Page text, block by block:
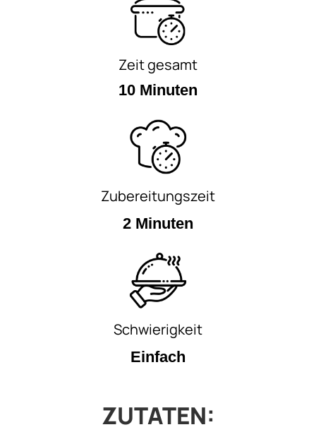
Zeit gesamt
10 Minuten
Zubereitungszeit
2 Minuten
Schwierigkeit
Einfach
ZUTATEN: